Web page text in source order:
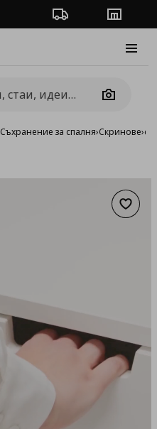
Проследяване на
Camera
Съхранение за спалня›Скринове›